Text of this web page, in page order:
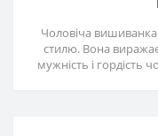
Чоловіча вишиванка
стилю. Вона
мужність і гордість